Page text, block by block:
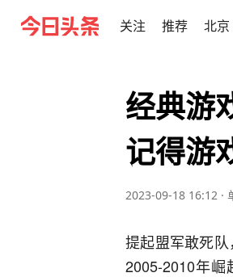
关注 推荐 北京
经典游
记得游
2023-09-18 16:12 ·
提起盟军敢死
2005-2010年